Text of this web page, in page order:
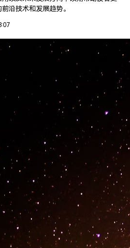
：4000-300624
沿技术和发展趋势。